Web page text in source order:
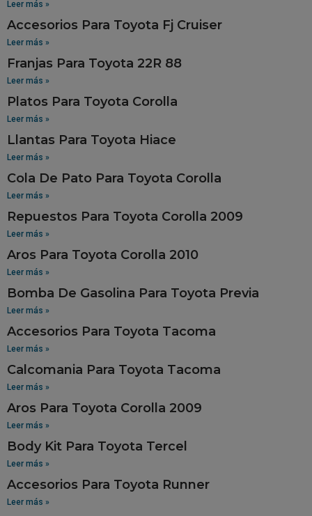
Leer más »
Accesorios Para Toyota Fj Cruiser
Leer más »
Franjas Para Toyota 22R 88
Leer más »
Platos Para Toyota Corolla
Leer más »
Llantas Para Toyota Hiace
Leer más »
Cola De Pato Para Toyota Corolla
Leer más »
Repuestos Para Toyota Corolla 2009
Leer más »
Aros Para Toyota Corolla 2010
Leer más »
Bomba De Gasolina Para Toyota Previa
Leer más »
Accesorios Para Toyota Tacoma
Leer más »
Calcomania Para Toyota Tacoma
Leer más »
Aros Para Toyota Corolla 2009
Leer más »
Body Kit Para Toyota Tercel
Leer más »
Accesorios Para Toyota Runner
Leer más »